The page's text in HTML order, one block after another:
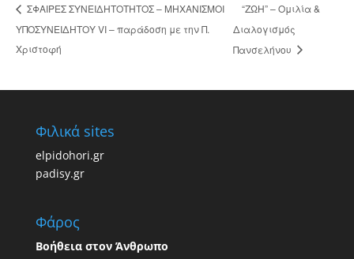
ΣΦΑΙΡΕΣ ΣΥΝΕΙΔΗΤΟΤΗΤΟΣ – ΜΗΧΑΝΙΣΜΟΙ
ΥΠΟΣΥΝΕΙΔΗΤΟΥ VI – παράδοση με την Π.
Χριστοφή
“ΖΩΗ” – Ομιλία &
Διαλογισμός
Πανσελήνου
Φιλικά sites
elpidohori.gr
padisy.gr
Φάρος
Βοήθεια στον Άνθρωπο